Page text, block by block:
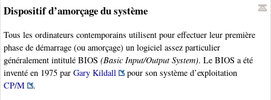
Dispositif d’amorçage du système
Tous les ordinateurs contemporains utilisent pour effectuer leur première
phase de démarrage (ou amorçage) un logiciel assez particulier
généralement intitulé BIOS (Basic Input/Output System). Le BIOS a été
inventé en 1975 par Gary Kildall
pour son système d’exploitation
CP/M
.